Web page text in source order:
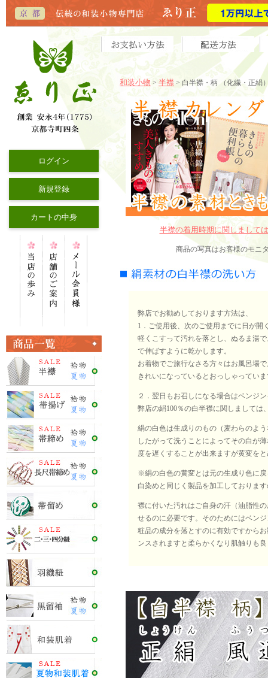
ログイン
新規登録
カートの中身
和装小物 > 半襟 > 白半襟・柄 （化繊・正絹
半襟の着用時期に関しまして
商品の写真はお客様のモニ
弊店でお勧めしております方法は、
1．ご使用後、次のご使用までに日が
軽くこすって汚れを落とし、ぬるま湯
で伸ばすように乾かします。
お着物でご旅行なさる方々はお風呂場
きれいになっているとおっしゃってい
２．翌日もお召しになる場合はベンジ
弊店の絹100％の白半襟に関しまして
絹の白色は生成りのもの（麦わらのよ
したがって洗うことによってその白が
度を遅くすることが出来ますが黄変を
※絹の白色の黄変とは元の生成り色に
白染めと同じく製品を加工しておりま
襟に付いた汚れはご自身の汗（油脂性
せるのに必要です。そのためにはベン
粧品の成分を落とすのに有効ですから
ンスされますと柔らかくなり肌触りも